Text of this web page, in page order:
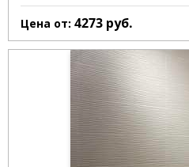
Цена от: 4273 руб.